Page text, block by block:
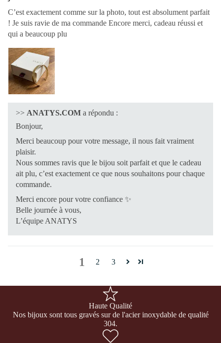
C’est exactement comme sur la photo, tout est absolument parfait
! Je suis ravie de ma commande Encore merci, cadeau réussi et
qui a beaucoup plu
>> ANATYS.COM a répondu :
Bonjour,
Merci beaucoup pour votre message, il nous fait vraiment
plaisir.
Nous sommes ravis que le bijou soit parfait et que le cadeau
ait plu, c’est exactement ce que nous souhaitons pour chaque
commande.
Merci encore pour votre confiance ✨
Belle journée à vous,
L’équipe ANATYS
1 2 3
Haute Qualité
Nos bijoux sont tous gravés sur de l'acier inoxydable de qualité
304.